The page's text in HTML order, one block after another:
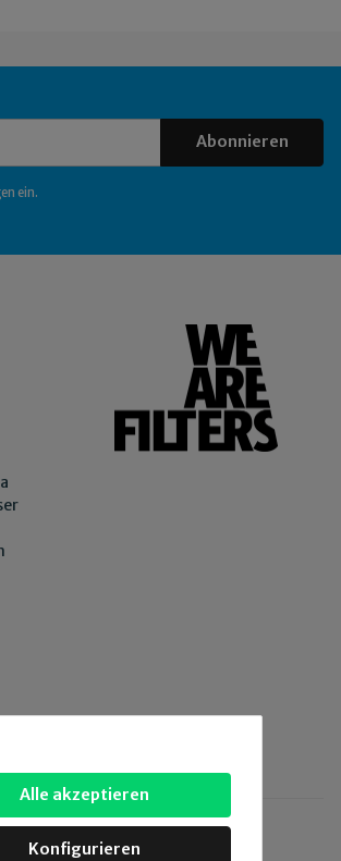
Alle akzeptieren
Konfigurieren
Abonnieren
ein.